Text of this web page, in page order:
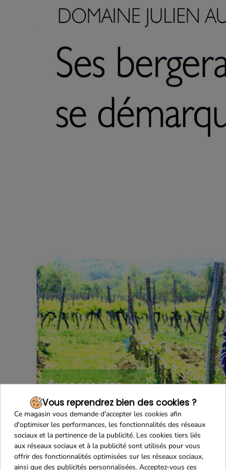
Vous reprendrez bien des cookies ?
Ce magasin vous demande d'accepter les cookies afin
d'optimiser les performances, les fonctionnalités des réseaux
sociaux et la pertinence de la publicité. Les cookies tiers liés
aux réseaux sociaux et à la publicité sont utilisés pour vous
offrir des fonctionnalités optimisées sur les réseaux sociaux,
ainsi que des publicités personnalisées. Acceptez-vous ces